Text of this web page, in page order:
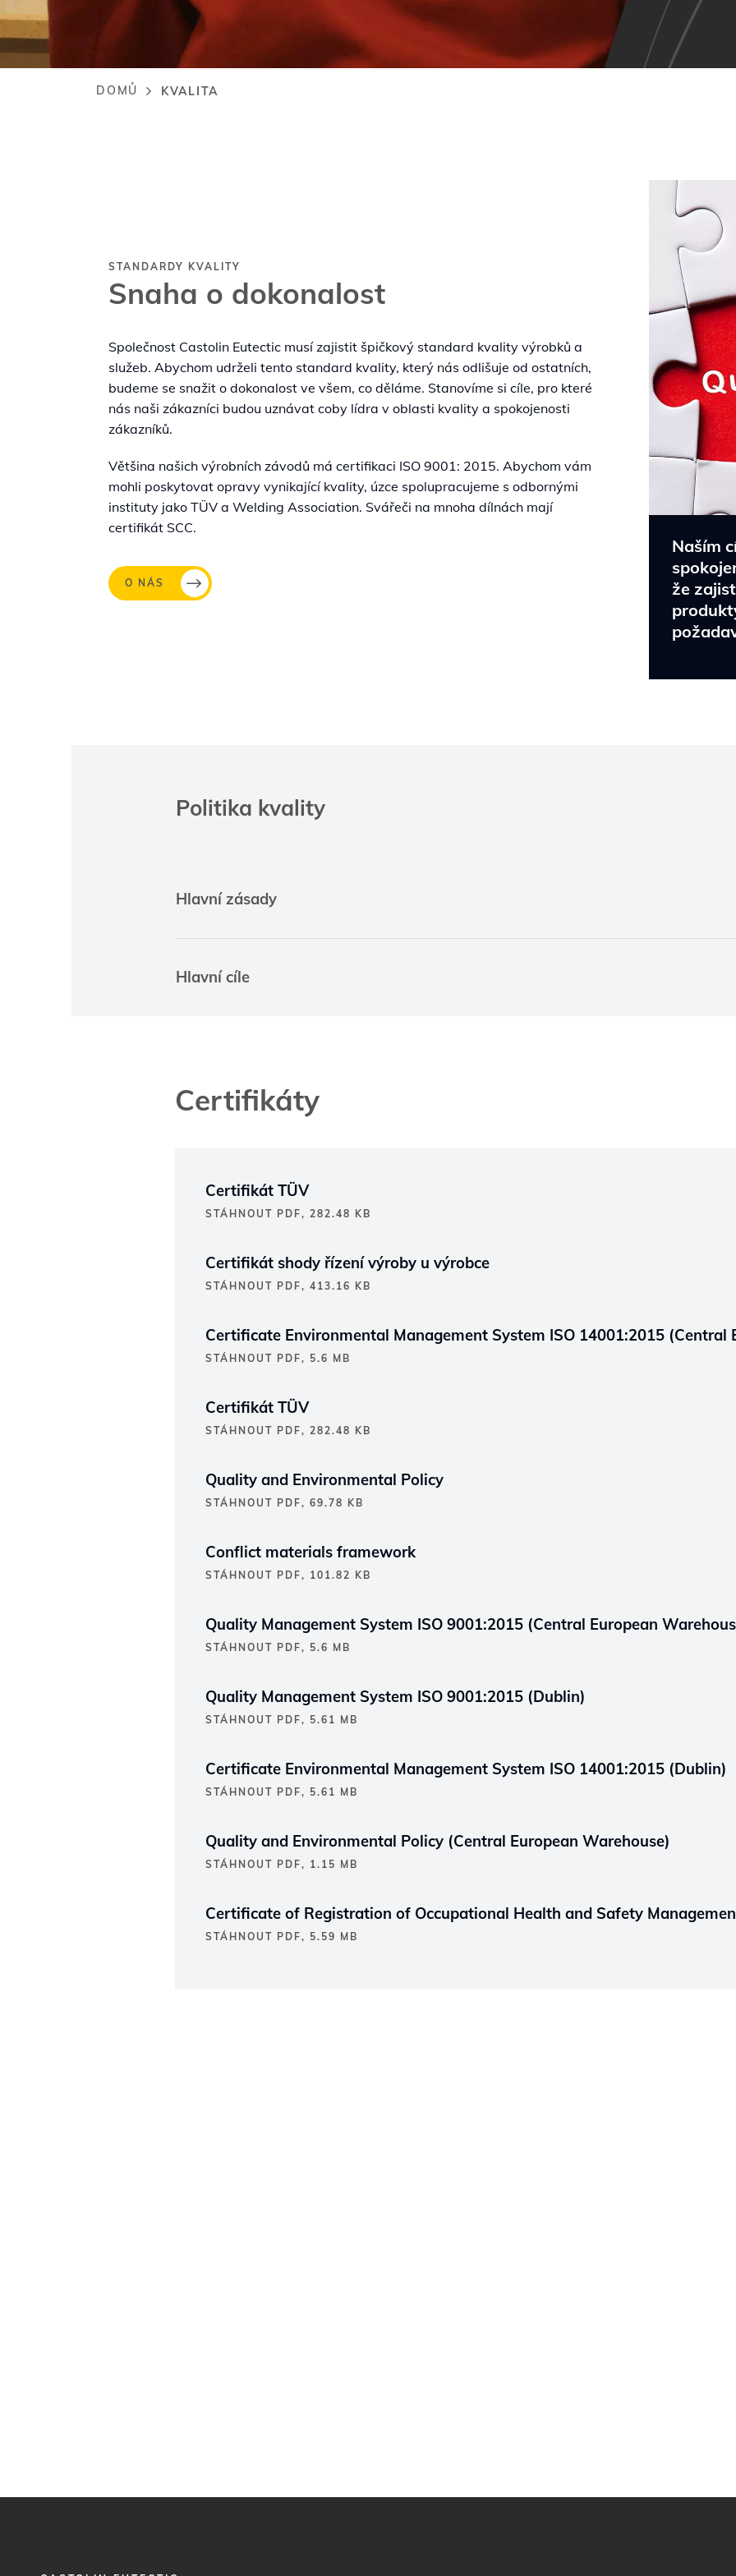
DOMŮ KVALITA
STANDARDY KVALITY
Snaha o dokonalost
Společnost Castolin Eutectic musí zajistit špičkový standard kvality výrobků a
služeb. Abychom udrželi tento standard kvality, který nás odlišuje od ostatních,
budeme se snažit o dokonalost ve všem, co děláme. Stanovíme si cíle, pro které
nás naši zákazníci budou uznávat coby lídra v oblasti kvality a spokojenosti
zákazníků.
Většina našich výrobních závodů má certifikaci ISO 9001: 2015. Abychom vám
mohli poskytovat opravy vynikající kvality, úzce spolupracujeme s odbornými
instituty jako TÜV a Welding Association. Svářeči na mnoha dílnách mají
certifikát SCC.
O NÁS
Obrázek
Naším
že
Politika kvality
Hlavní zásady
Hlavní cíle
Certifikáty
Certifikát TÜV​
STÁHNOUT PDF, 282.48 KB
Certifikát shody řízení výroby u výrobce
STÁHNOUT PDF, 413.16 KB
Certificate Environmental Management System ISO 14001:2015 (Central
STÁHNOUT PDF, 5.6 MB
Certifikát TÜV​
STÁHNOUT PDF, 282.48 KB
Quality and Environmental Policy
STÁHNOUT PDF, 69.78 KB
Conflict materials framework
STÁHNOUT PDF, 101.82 KB
Quality Management System ISO 9001:2015 (Central European
STÁHNOUT PDF, 5.6 MB
Quality Management System ISO 9001:2015 (Dublin)
STÁHNOUT PDF, 5.61 MB
Certificate Environmental Management System ISO 14001:2015 (Dublin)
STÁHNOUT PDF, 5.61 MB
Quality and Environmental Policy (Central European Warehouse)
STÁHNOUT PDF, 1.15 MB
Certificate of Registration of Occupational Health and Safety
STÁHNOUT PDF, 5.59 MB